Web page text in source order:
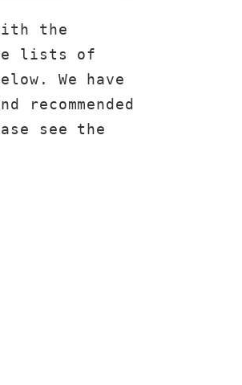
the
lists of
We have
see the